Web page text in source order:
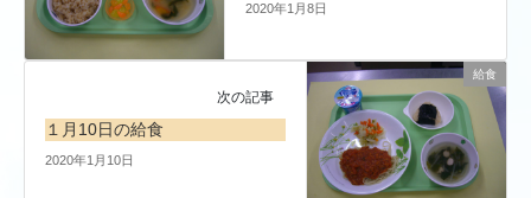
2020年1月8日
給食
次の記事
１月10日の給食
2020年1月10日